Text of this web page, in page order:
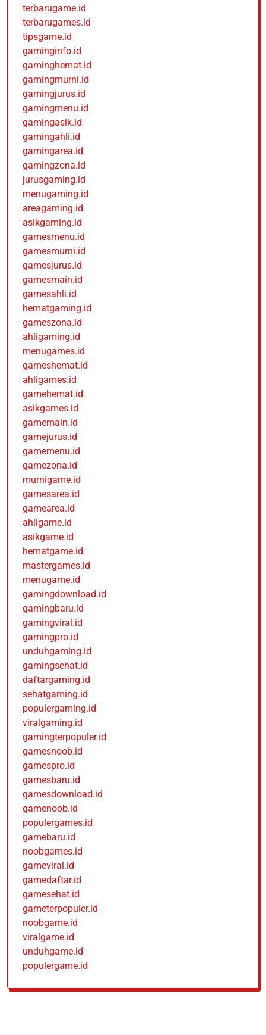
terbarugame.id
terbarugames.id
tipsgame.id
gaminginfo.id
gaminghemat.id
gamingmurni.id
gamingjurus.id
gamingmenu.id
gamingasik.id
gamingahli.id
gamingarea.id
gamingzona.id
jurusgaming.id
menugaming.id
areagaming.id
asikgaming.id
gamesmenu.id
gamesmurni.id
gamesjurus.id
gamesmain.id
gamesahli.id
hematgaming.id
gameszona.id
ahligaming.id
menugames.id
gameshemat.id
ahligames.id
gamehemat.id
asikgames.id
gamemain.id
gamejurus.id
gamemenu.id
gamezona.id
murnigame.id
gamesarea.id
gamearea.id
ahligame.id
asikgame.id
hematgame.id
mastergames.id
menugame.id
gamingdownload.id
gamingbaru.id
gamingviral.id
gamingpro.id
unduhgaming.id
gamingsehat.id
daftargaming.id
sehatgaming.id
populergaming.id
viralgaming.id
gamingterpopuler.id
gamesnoob.id
gamespro.id
gamesbaru.id
gamesdownload.id
gamenoob.id
populergames.id
gamebaru.id
noobgames.id
gameviral.id
gamedaftar.id
gamesehat.id
gameterpopuler.id
noobgame.id
viralgame.id
unduhgame.id
populergame.id